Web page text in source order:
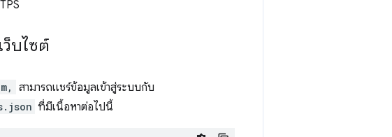
ว็บไซต์
สามารถแชร์ข้อมูลเข้าสู่ระบบกับ
ที่มีเนื้อหาต่อไปนี้